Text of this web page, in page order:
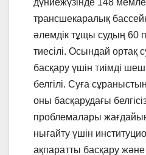
дүниежүзінде 148
трансшекаралық
әлемдік тұщы судың 60
тиесілі. Осындай ортақ
басқару үшін тиімді
белгілі. Суға
оны басқарудағы
проблемалары
нығайту үшін
ақпаратты басқару